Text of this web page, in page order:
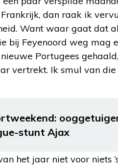
dan raak ik
Want waar gaat dat
bij Feyenoord weg mag
Portugees
vertrekt. Ik smul van die
stunt Ajax
het jaar niet voor niets